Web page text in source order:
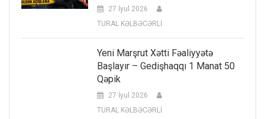
27 İyul 2026
TURAL KƏLBƏCƏRLİ
Yeni Marşrut Xətti Fəaliyyətə
Başlayır – Gedişhaqqı 1 Manat 50
Qəpik
27 İyul 2026
TURAL KƏLBƏCƏRLİ